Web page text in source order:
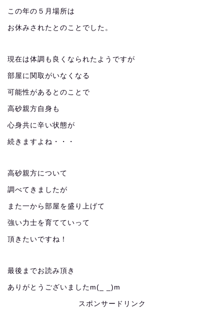
この年の５月場所は
お休みされたとのことでした。
現在は体調も良くなられたようですが
部屋に関取がいなくなる
可能性があるとのことで
高砂親方自身も
心身共に辛い状態が
続きますよね・・・
高砂親方について
調べてきましたが
また一から部屋を盛り上げて
強い力士を育てていって
頂きたいですね！
最後までお読み頂き
ありがとうございましたm(_ _)m
スポンサードリンク